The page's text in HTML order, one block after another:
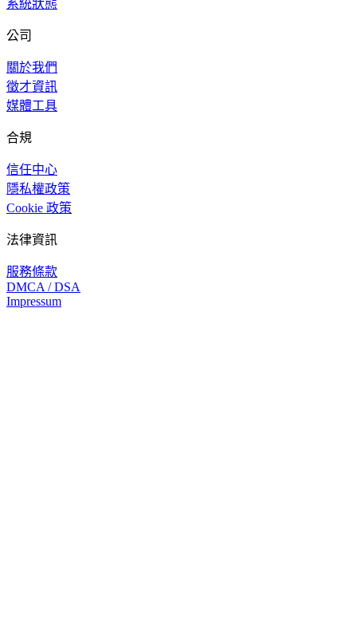
系統狀態
公司
關於我們
徵才資訊
媒體工具
合規
信任中心
隱私權政策
Cookie 政策
法律資訊
服務條款
DMCA / DSA
Impressum